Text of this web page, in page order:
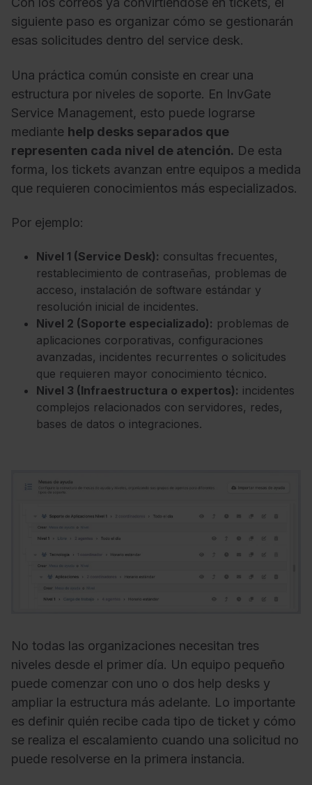
siguiente paso es organizar cómo se gestionarán
esas solicitudes dentro del service desk.
Una práctica común consiste en crear una
estructura por niveles de soporte. En InvGate
Service Management, esto puede lograrse
mediante help desks separados que
representen cada nivel de atención. De esta
forma, los tickets avanzan entre equipos a medida
que requieren conocimientos más especializados.
Por ejemplo:
Nivel 1 (Service Desk): consultas frecuentes,
restablecimiento de contraseñas, problemas de
acceso, instalación de software estándar y
resolución inicial de incidentes.
Nivel 2 (Soporte especializado): problemas de
aplicaciones corporativas, configuraciones
avanzadas, incidentes recurrentes o solicitudes
que requieren mayor conocimiento técnico.
Nivel 3 (Infraestructura o expertos): incidentes
complejos relacionados con servidores, redes,
bases de datos o integraciones.
No todas las organizaciones necesitan tres
niveles desde el primer día. Un equipo pequeño
puede comenzar con uno o dos help desks y
ampliar la estructura más adelante. Lo importante
es definir quién recibe cada tipo de ticket y cómo
se realiza el escalamiento cuando una solicitud no
puede resolverse en la primera instancia.